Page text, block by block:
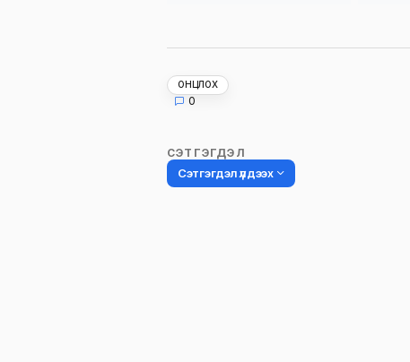
ОНЦЛОХ
0
СЭТГЭГДЭЛ
Сэтгэгдэл үлдээх